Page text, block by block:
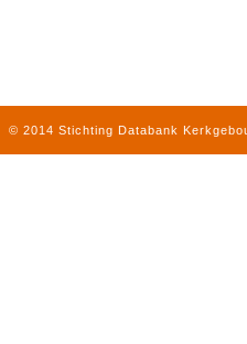
© 2014 Stichting Databank